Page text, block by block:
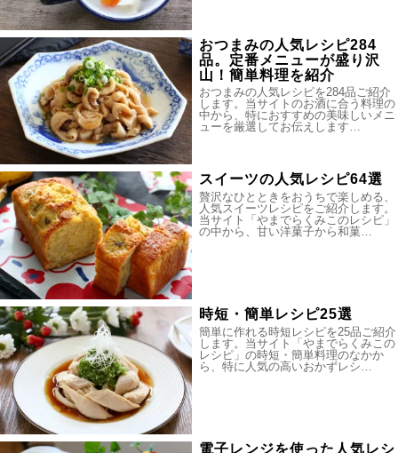
おつまみの人気レシピ284
品。定番メニューが盛り沢
山！簡単料理を紹介
おつまみの人気レシピを284品ご紹介
します。当サイトのお酒に合う料理の
中から、特におすすめの美味しいメニ
ューを厳選してお伝えします…
スイーツの人気レシピ64選
贅沢なひとときをおうちで楽しめる、
人気スイーツレシピをご紹介します。
当サイト「やまでらくみこのレシピ」
の中から、甘い洋菓子から和菓…
時短・簡単レシピ25選
簡単に作れる時短レシピを25品ご紹介
します。当サイト「やまでらくみこの
レシピ」の時短・簡単料理のなかか
ら、特に人気の高いおかずレシ…
電子レンジを使った人気レシ